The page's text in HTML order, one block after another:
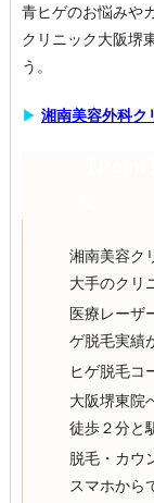
青ヒゲのお悩みや
クリニック大阪堺
う。
▶︎ 湘南美容外科ク
湘南美容ク
大手のクリ
医療レーザ
ゲ脱毛実績
ヒゲ脱毛コ
大阪堺東院
徒歩２分と
脱毛・カウ
スマホから